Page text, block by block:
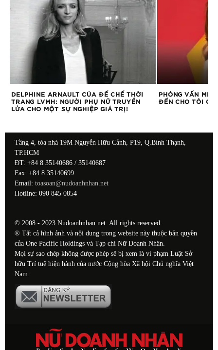
DELPHINE ARNAULT CỦA ĐẾ CHẾ THỜI
TRANG LVMH: NGƯỜI PHỤ NỮ TRUYỀN
LỬA CHO MỘT SỰ NGHIỆP GIÁ TRỊ!
PHỎNG VẤN
ĐẾN CHO TÔI
Tầng 4, tòa nhà 19M Nguyễn Hữu Cảnh, P19, Q.Bình Thạnh,
TP.HCM
ĐT: +84 8 35140686 / 35140687
Fax: +84 8 35140699
Email: toasoan@nudoanhnhan.net
Hotline: 090 845 0854
© 2008 - 2023 Nudoanhnhan.net. All rights reserved
® Tất cả hình ảnh và nội dung trong website này thuộc bản quyền
của One Pacific Holdings và Tạp chí Nữ Doanh Nhân.
Mọi sự sao chép không được phép sẽ bị xem là vi phạm Luật Sở
hữu Trí tuệ hiện hành của nước Cộng hòa Xã hội Chủ nghĩa Việt
Nam.